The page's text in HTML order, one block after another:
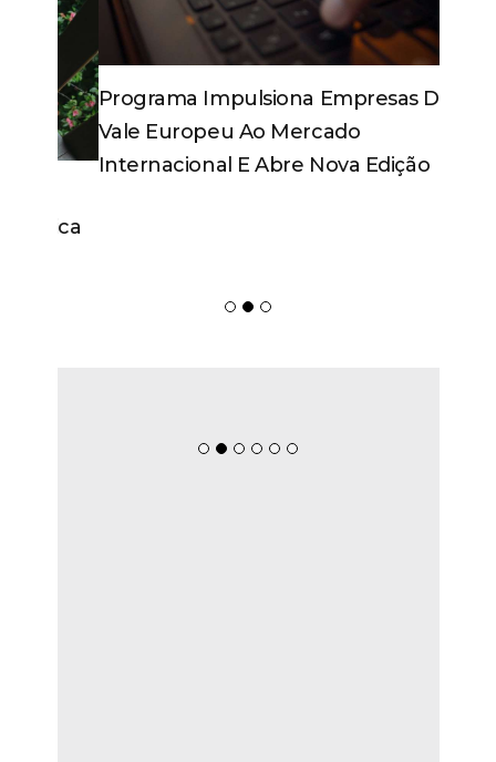
Programa Impulsiona Empresas Do